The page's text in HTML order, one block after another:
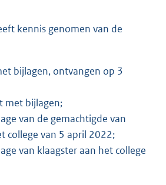
kennis genomen van de
bijlagen, ontvangen op 3
met bijlagen;
van de gemachtigde van
college van 5 april 2022;
van klaagster aan het college